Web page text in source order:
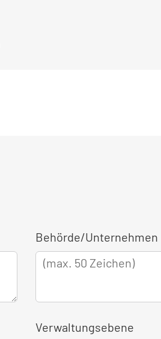
Behörde/Unternehmen
Verwaltungsebene